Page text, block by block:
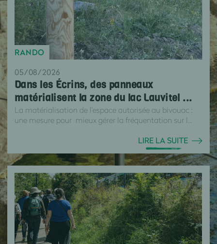
RANDO
05/08/2026
Dans les Écrins, des panneaux
matérialisent la zone du lac Lauvitel ...
La matérialisation de l'espace autorisée au bivouac :
une mesure pour mieux gérer la fréquentation sur l...
LIRE LA SUITE